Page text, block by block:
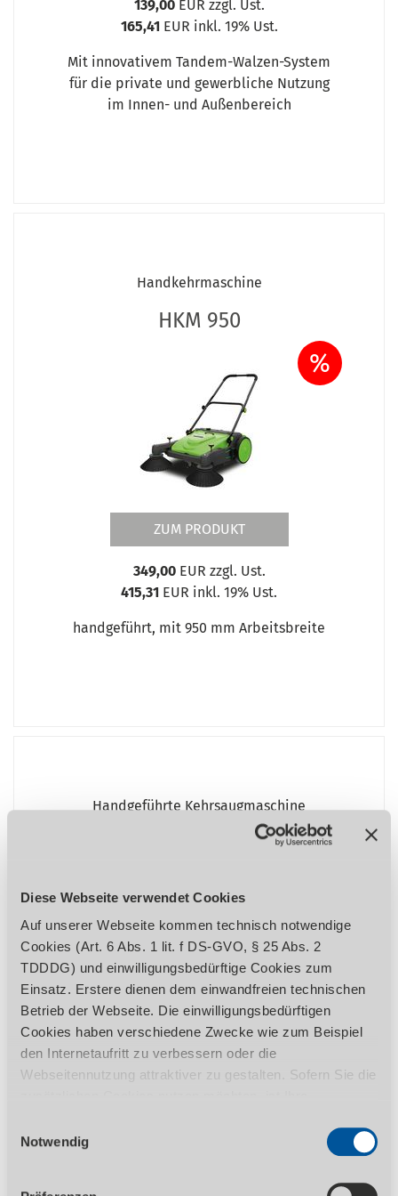
Diese Webseite verwendet Cookies
Auf unserer Webseite kommen technisch notwendige
Cookies (Art. 6 Abs. 1 lit. f DS-GVO, § 25 Abs. 2
TDDDG) und einwilligungsbedürftige Cookies zum
Einsatz. Erstere dienen dem einwandfreien technischen
Betrieb der Webseite. Die einwilligungsbedürftigen
Cookies haben verschiedene Zwecke wie zum Beispiel
den Internetaufritt zu verbessern oder die
Webseitennutzung attraktiver zu gestalten. Sofern Sie die
1 TDDDG erforderlich. Ihre erteilte Einwilligung können
Sie jederzeit durch Aufruf des Consent-Banners mit
Wirkung für die Zukunft widerrufen. Nähere Informationen
Notwendig
139,00EUR zzgl. Ust.
165,41 EUR inkl. 19% Ust.
Mit innovativem Tandem-Walzen-System
für die private und gewerbliche Nutzung
im Innen- und Außenbereich
Handkehrmaschine
HKM 950
%
ZUM PRODUKT
349,00EUR zzgl. Ust.
415,31 EUR inkl. 19% Ust.
handgeführt, mit 950 mm Arbeitsbreite
Handgeführte Kehrsaugmaschine
ZUM PRODUKT